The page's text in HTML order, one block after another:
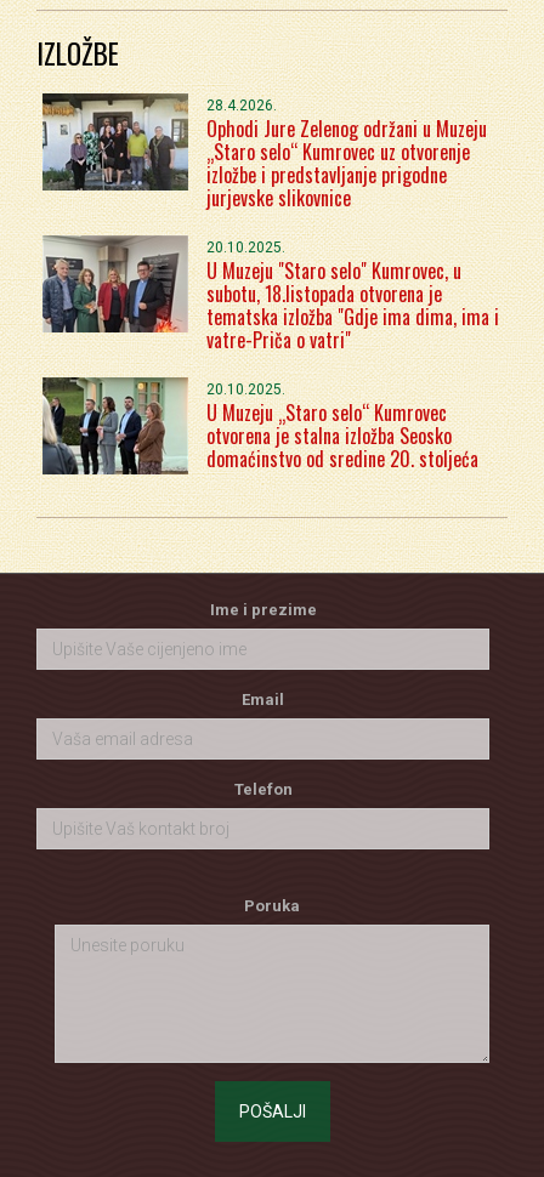
IZLOŽBE
28.4.2026.
Ophodi Jure Zelenog održani u Muzeju
„Staro selo“ Kumrovec uz otvorenje
izložbe i predstavljanje prigodne
jurjevske slikovnice
20.10.2025.
U Muzeju "Staro selo" Kumrovec, u
subotu, 18.listopada otvorena je
tematska izložba "Gdje ima dima, ima i
vatre-Priča o vatri"
20.10.2025.
U Muzeju „Staro selo“ Kumrovec
otvorena je stalna izložba Seosko
domaćinstvo od sredine 20. stoljeća
Ime i prezime
Email
Telefon
Poruka
POŠALJI